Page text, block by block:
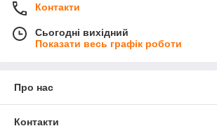
Контакти
Сьогодні вихідний
Показати весь графік роботи
Про нас
Контакти